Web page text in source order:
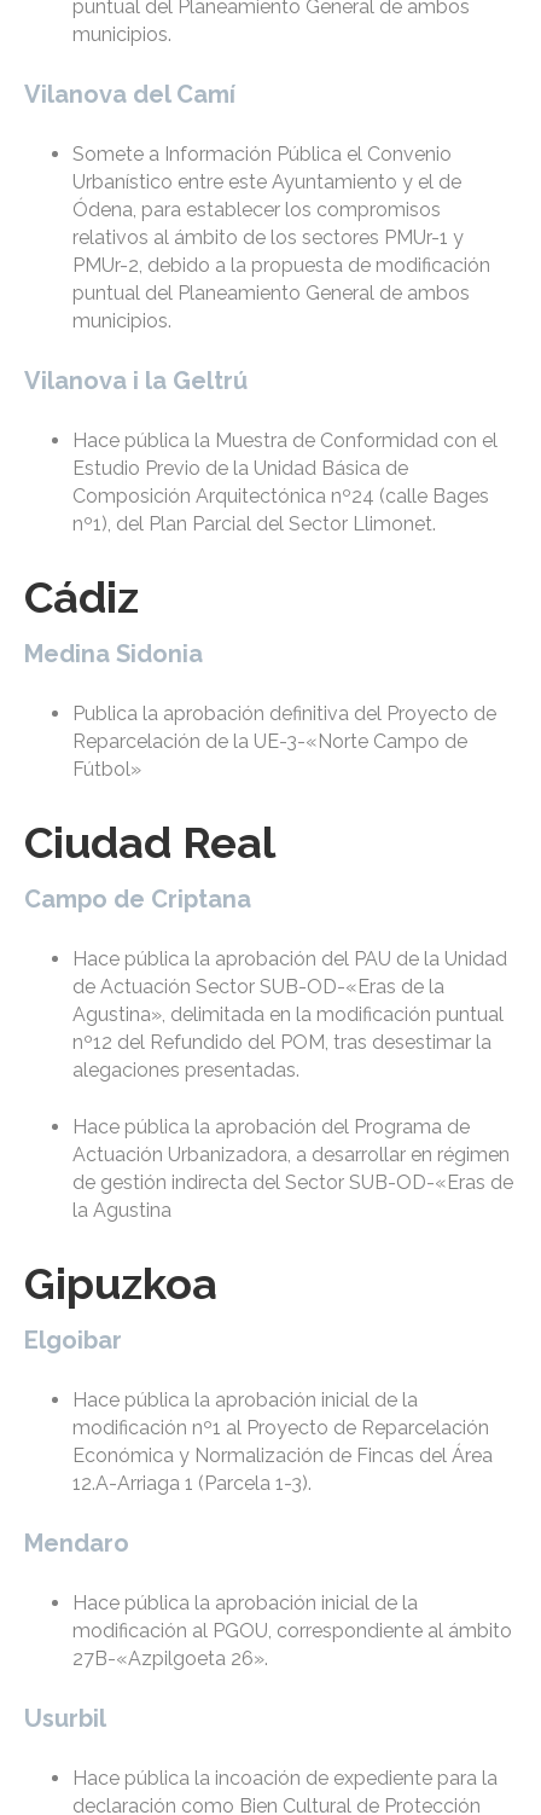
puntual del Planeamiento General de ambos
municipios.
Vilanova del Camí
Somete a Información Pública el Convenio
Urbanístico entre este Ayuntamiento y el de
Ódena, para establecer los compromisos
relativos al ámbito de los sectores PMUr-1 y
PMUr-2, debido a la propuesta de modificación
puntual del Planeamiento General de ambos
municipios.
Vilanova i la Geltrú
Hace pública la Muestra de Conformidad con el
Estudio Previo de la Unidad Básica de
Composición Arquitectónica nº24 (calle Bages
nº1), del Plan Parcial del Sector Llimonet.
Cádiz
Medina Sidonia
Publica la aprobación definitiva del Proyecto de
Reparcelación de la UE-3-«Norte Campo de
Fútbol»
Ciudad Real
Campo de Criptana
Hace pública la aprobación del PAU de la Unidad
de Actuación Sector SUB-OD-«Eras de la
Agustina», delimitada en la modificación puntual
nº12 del Refundido del POM, tras desestimar la
alegaciones presentadas.
Hace pública la aprobación del Programa de
Actuación Urbanizadora, a desarrollar en régimen
de gestión indirecta del Sector SUB-OD-«Eras de
la Agustina
Gipuzkoa
Elgoibar
Hace pública la aprobación inicial de la
modificación nº1 al Proyecto de Reparcelación
Económica y Normalización de Fincas del Área
12.A-Arriaga 1 (Parcela 1-3).
Mendaro
Hace pública la aprobación inicial de la
modificación al PGOU, correspondiente al ámbito
27B-«Azpilgoeta 26».
Usurbil
Hace pública la incoación de expediente para la
declaración como Bien Cultural de Protección